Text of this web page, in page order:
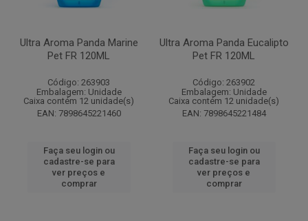
Ultra Aroma Panda Marine
Pet FR 120ML
Código: 263903
Embalagem: Unidade
Caixa contém 12 unidade(s)
EAN: 7898645221460
Faça seu login ou
cadastre-se para
ver preços e
comprar
Ultra Aroma Panda Eucalipto
Pet FR 120ML
Código: 263902
Embalagem: Unidade
Caixa contém 12 unidade(s)
EAN: 7898645221484
Faça seu login ou
cadastre-se para
ver preços e
comprar